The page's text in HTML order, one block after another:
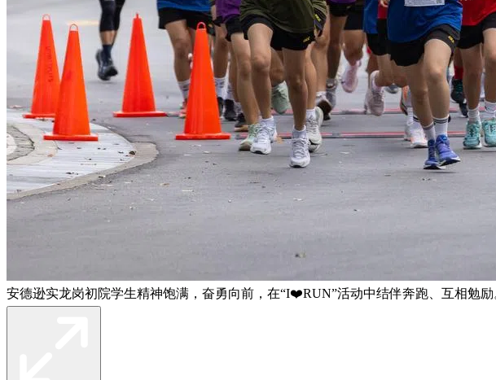
安德逊实龙岗初院学生精神饱满，奋勇向前，在“I❤️RUN”活动中结伴奔跑、互相勉励